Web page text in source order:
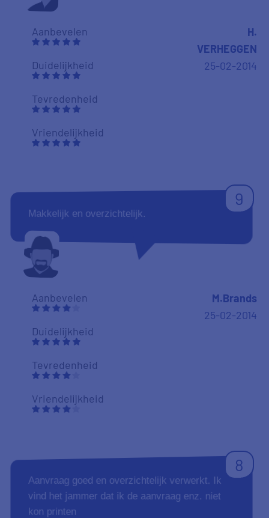
Aanbevelen
Duidelijkheid
Tevredenheid
Vriendelijkheid
H.
VERHEGGEN
25-02-2014
9
Makkelijk en overzichtelijk.
Aanbevelen
Duidelijkheid
Tevredenheid
Vriendelijkheid
M.Brands
25-02-2014
8
Aanvraag goed en overzichtelijk verwerkt. Ik
vind het jammer dat ik de aanvraag enz. niet
kon printen